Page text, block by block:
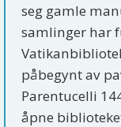
seg gamle
samlinger har
påbegynt av
Parentucelli
åpne